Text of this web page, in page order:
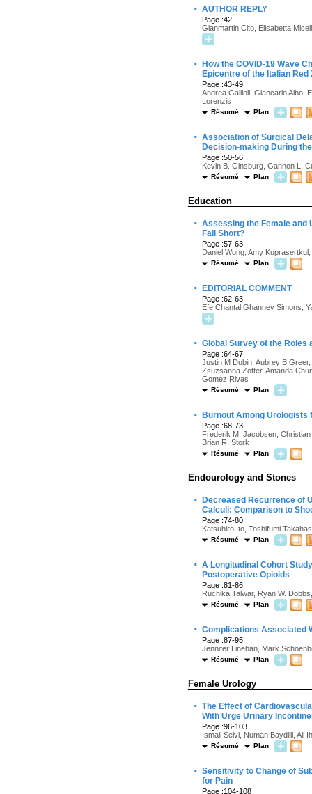
· AUTHOR REPLY
Page :42
Gianmartin Cito, Elisabetta
·
How the COVID-19 Wave
Epicentre of the Italian Red
Page :43-49
Andrea Gallioli, Giancarlo Albo,
Lorenzis
Résumé Plan
· Association of Surgical
Decision-making During
Page :50-56
Kevin B. Ginsburg, Gannon L.
Résumé Plan
Education
· Assessing the Female and
Fall Short?
Page :57-63
Daniel Wong, Amy
Résumé Plan
· EDITORIAL COMMENT
Page :62-63
Efe Chantal Ghanney Simons,
· Global Survey of the Roles
Page :64-67
Justin M Dubin, Aubrey B
Zsuzsanna Zotter, Amanda
Gomez Rivas
Résumé Plan
· Burnout Among Urologists
Page :68-73
Frederik M. Jacobsen,
Brian R. Stork
Résumé Plan
Endourology and Stones
·
Decreased Recurrence of
Calculi: Comparison to
Page :74-80
Katsuhiro Ito, Toshifumi
Résumé Plan
· A Longitudinal Cohort
Postoperative Opioids
Page :81-86
Ruchika Talwar, Ryan W.
Résumé Plan
· Complications Associated
Page :87-95
Jennifer Linehan, Mark
Résumé Plan
Female Urology
· The Effect of
With Urge Urinary
Page :96-103
Ismail Selvi, Numan Baydilli, Ali
Résumé Plan
· Sensitivity to Change of
for Pain
Page :104-108